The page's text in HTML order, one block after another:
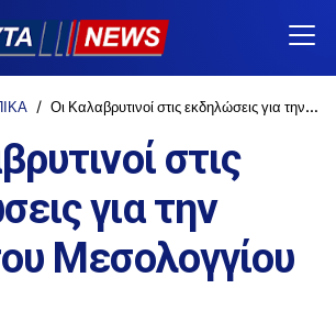
Οι Καλαβρυτινοί στις εκδηλώσεις για την Έξοδο του Μεσολογγίου (ΦΩΤΟ)
στις
για την
Μεσολογγίου